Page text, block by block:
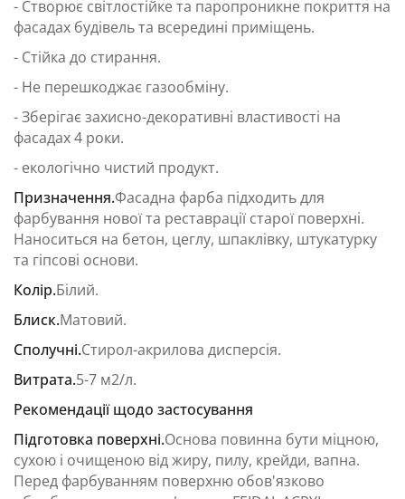
- Створює світлостійке та паропроникне покриття на
фасадах будівель та всередині приміщень.
- Стійка до стирання.
- Не перешкоджає газообміну.
- Зберігає захисно-декоративні властивості на
фасадах 4 роки.
- екологічно чистий продукт.
Призначення.Фасадна фарба підходить для
фарбування нової та реставрації старої поверхні.
Наноситься на бетон, цеглу, шпаклівку, штукатурку
та гіпсові основи.
Колір.Білий.
Блиск.Матовий.
Сполучні.Стирол-акрилова дисперсія.
Витрата.5-7 м2/л.
Рекомендації щодо застосування
Підготовка поверхні.Основа повинна бути міцною,
сухою і очищеною від жиру, пилу, крейди, вапна.
Перед фарбуванням поверхню обов'язково